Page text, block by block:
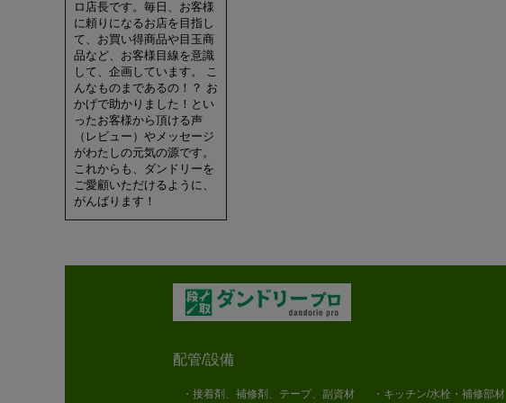
ロ店長です。毎日、お客様
に頼りになるお店を目指し
て、お買い得商品や目玉商
品など、お客様目線を意識
して、企画しています。 こ
んなものまであるの！？ お
かげで助かりました！とい
ったお客様から頂ける声
（レビュー）やメッセージ
がわたしの元気の源です。
これからも、ダンドリーを
ご愛顧いただけるように、
がんばります！
配管/設備
・接着剤、補修剤、テープ、副資材 ・キッチン/水栓・補修部材